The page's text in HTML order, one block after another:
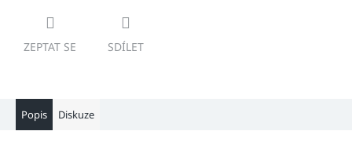
ZEPTAT SE SDÍLET
Popis Diskuze